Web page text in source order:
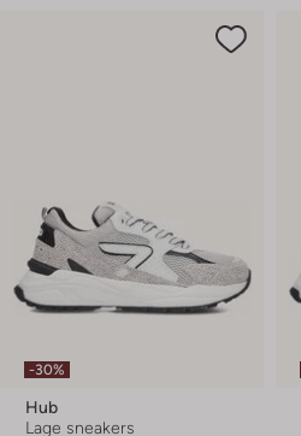
-30%
Hub
Lage sneakers